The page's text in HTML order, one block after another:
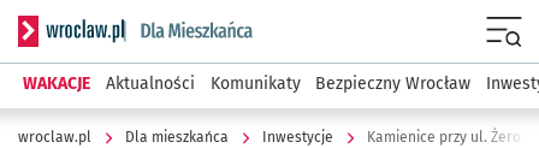
Serwis informacyjny wroclaw.pl podserwis: Dla mieszkańca
WAKACJE Aktualności Komunikaty Bezpieczny Wrocław
wroclaw.pl Dla mieszkańca Inwestycje Kamienice przy ul.